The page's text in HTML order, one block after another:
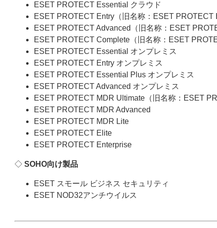
ESET PROTECT Essential クラウド
ESET PROTECT Entry（旧名称：ESET PROTECT
ESET PROTECT Advanced（旧名称：ESET
ESET PROTECT Complete（旧名称：ESET
ESET PROTECT Essential オンプレミス
ESET PROTECT Entry オンプレミス
ESET PROTECT Essential Plus オンプレミス
ESET PROTECT Advanced オンプレミス
ESET PROTECT MDR Ultimate（旧名称：ESET
ESET PROTECT MDR Advanced
ESET PROTECT MDR Lite
ESET PROTECT Elite
ESET PROTECT Enterprise
◇ SOHO向け製品
ESET スモール ビジネス セキュリティ
ESET NOD32アンチウイルス